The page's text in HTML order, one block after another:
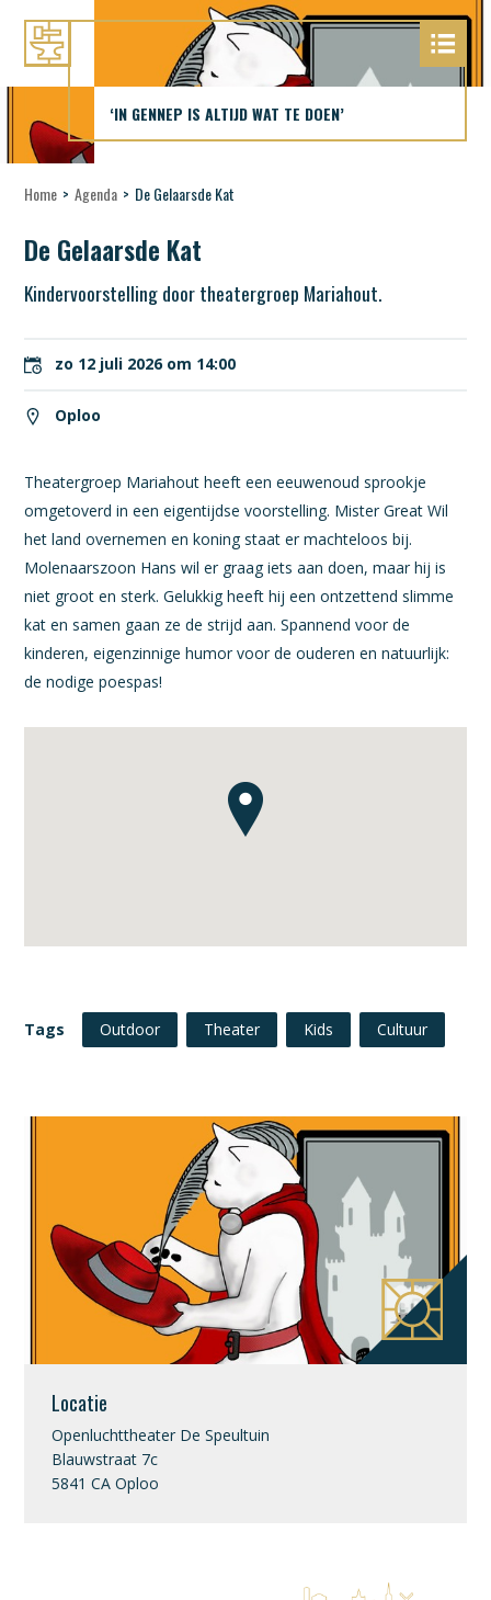
‘IN GENNEP IS ALTIJD WAT TE DOEN’
Home > Agenda > De Gelaarsde Kat
De Gelaarsde Kat
Kindervoorstelling door theatergroep Mariahout.
zo 12 juli 2026 om 14:00
Oploo
Theatergroep Mariahout heeft een eeuwenoud sprookje
omgetoverd in een eigentijdse voorstelling. Mister Great Wil
het land overnemen en koning staat er machteloos bij.
Molenaarszoon Hans wil er graag iets aan doen, maar hij is
niet groot en sterk. Gelukkig heeft hij een ontzettend slimme
kat en samen gaan ze de strijd aan. Spannend voor de
kinderen, eigenzinnige humor voor de ouderen en natuurlijk:
de nodige poespas!
Tags Outdoor Theater Kids Cultuur
Locatie
Openluchttheater De Speultuin
Blauwstraat 7c
5841 CA Oploo